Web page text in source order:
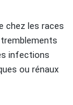
chez les races
infections
ou rénaux